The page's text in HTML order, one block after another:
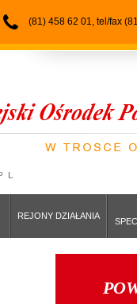
(81) 458 62 01, tel/fax
REJONY DZIAŁANIA